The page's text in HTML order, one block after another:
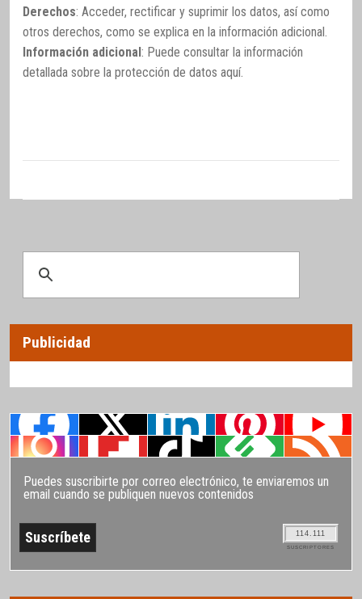
Derechos: Acceder, rectificar y suprimir los datos, así como
otros derechos, como se explica en la información adicional.
Información adicional: Puede consultar la información
detallada sobre la protección de datos aquí.
Publicidad
Puedes suscribirte por correo electrónico, te enviaremos un
email cuando se publiquen nuevos contenidos
114.111
SUSCRIPTORES